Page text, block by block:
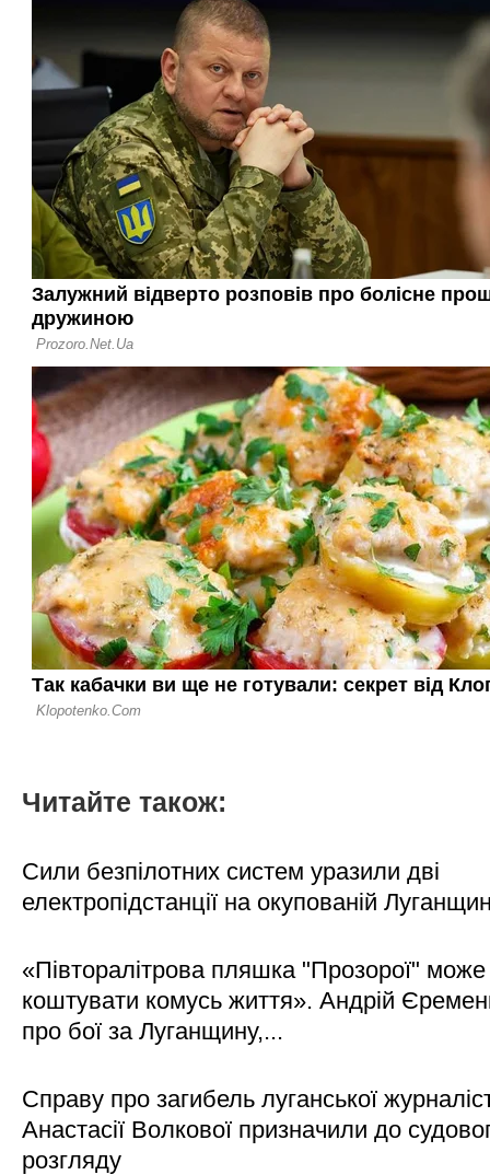
Читайте також:
Сили безпілотних систем уразили дві
електропідстанції на окупованій
«Півторалітрова пляшка "Прозорої" може
коштувати комусь життя». Андрій
про бої за Луганщину,...
Справу про загибель луганської
Анастасії Волкової призначили до
розгляду